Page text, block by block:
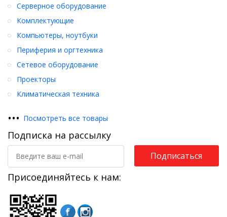
Серверное оборудование
Комплектующие
Компьютеры, ноутбуки
Периферия и оргтехника
Сетевое оборудование
Проекторы
Климатическая техника
••• Посмотреть все товары
Подписка на рассылку
Подписаться
Присоединяйтесь к нам: